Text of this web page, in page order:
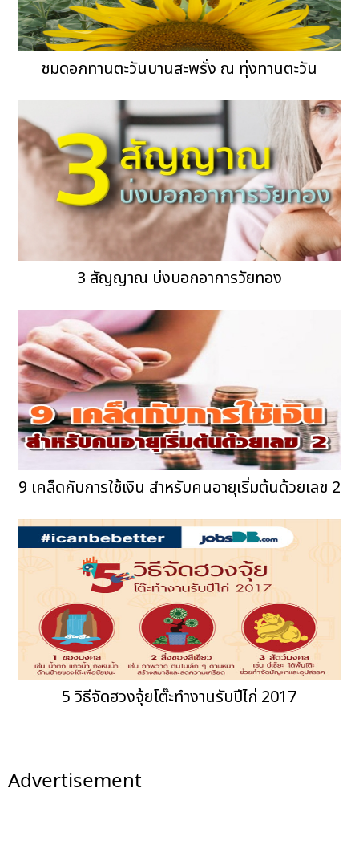
ชมดอกทานตะวันบานสะพรั่ง ณ ทุ่งทานตะวัน
3 สัญญาณ บ่งบอกอาการวัยทอง
9 เคล็ดกับการใช้เงิน สำหรับคนอายุเริ่มต้นด้วยเลข 2
5 วิธีจัดฮวงจุ้ยโต๊ะทำงานรับปีไก่ 2017
Advertisement